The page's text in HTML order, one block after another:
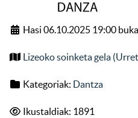
Hasi 06.10.2025 19:00
Lizeoko soinketa gela
Kategoriak: Dantza
Ikustaldiak: 1891